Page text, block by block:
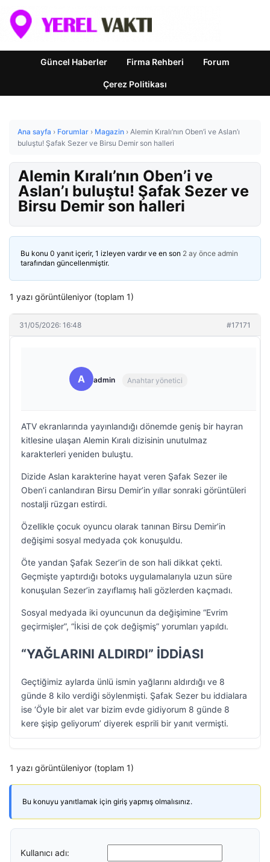
Güncel Haberler Firma Rehberi Forum
Çerez Politikası
Ana sayfa › Forumlar › Magazin › Alemin Kıralı’nın Oben’i ve Aslan’ı
buluştu! Şafak Sezer ve Birsu Demir son halleri
Alemin Kıralı’nın Oben’i ve
Aslan’ı buluştu! Şafak Sezer ve
Birsu Demir son halleri
Bu konu 0 yanıt içerir, 1 izleyen vardır ve en son 2 ay önce admin
tarafından güncellenmiştir.
1 yazı görüntüleniyor (toplam 1)
31/05/2026: 16:48 #17171
A admin Anahtar yönetici
ATV ekranlarında yayınlandığı dönemde geniş bir hayran
kitlesine ulaşan Alemin Kıralı dizisinin unutulmaz
karakterleri yeniden buluştu.
Dizide Aslan karakterine hayat veren Şafak Sezer ile
Oben’i canlandıran Birsu Demir’in yıllar sonraki görüntüleri
nostalji rüzgarı estirdi.
Özellikle çocuk oyuncu olarak tanınan Birsu Demir’in
değişimi sosyal medyada çok konuşuldu.
Öte yandan Şafak Sezer’in de son hali dikkat çekti.
Geçmişte yaptırdığı botoks uygulamalarıyla uzun süre
konuşulan Sezer’in zayıflamış hali gözlerden kaçmadı.
Sosyal medyada iki oyuncunun da değişimine “Evrim
geçirmişler”, “İkisi de çok değişmiş” yorumları yapıldı.
“YAĞLARINI ALDIRDI” İDDİASI
Geçtiğimiz aylarda ünlü ismin yağlarını aldırdığı ve 8
günde 8 kilo verdiği söylenmişti. Şafak Sezer bu iddialara
ise ‘Öyle bir alet var bizim evde gidiyorum 8 günde 8
kere şişip geliyorum’ diyerek esprili bir yanıt vermişti.
1 yazı görüntüleniyor (toplam 1)
Bu konuyu yanıtlamak için giriş yapmış olmalısınız.
Kullanıcı adı: